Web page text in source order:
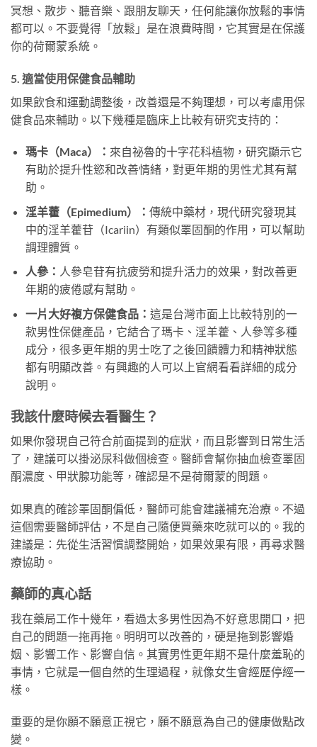
冥想、散步、聽音樂、跟朋友聊天，任何能讓你放鬆的事情
都可以。不要覺得「放鬆」是在浪費時間，它其實是在保護
你的荷爾蒙系統。
5. 適當使用保健食品輔助
如果飲食和運動調整後，改善還是不夠理想，可以考慮用保
健食品來輔助。以下幾種是臨床上比較有研究支持的：
瑪卡（Maca）： 來自祕魯的十字花科植物，研究顯示它
有助於提升性慾和改善情緒，對更年期的男性尤其有幫
助。
淫羊藿（Epimedium）： 傳統中藥材，現代研究發現其
中的淫羊藿苷（Icariin）有類似睪固酮的作用，可以幫助
調理體質。
人參： 人參皂苷有抗疲勞和提升活力的效果，對改善更
年期的疲倦感有幫助。
一片大好複方保健食品： 這是台灣市面上比較特別的一
款男性保健產品，它結合了瑪卡、淫羊藿、人參等多種
成分，很多更年期的男士吃了之後回饋體力和精神狀態
都有明顯改善。有興趣的人可以上官網看看詳細的成分
說明。
我該什麼時候去看醫生？
如果你發現自己符合前面提到的症狀，而且影響到日常生活
了，建議可以掛泌尿科做個檢查。醫師會幫你抽血檢查睪固
酮濃度、甲狀腺功能等，確認是不是荷爾蒙的問題。
如果真的確診睪固酮偏低，醫師可能會建議補充治療。不過
這個需要醫師評估，不是自己隨便買藥來吃就可以的。我的
建議是：先從生活習慣調整開始，如果效果有限，再尋求醫
療協助。
藥師的真心話
我在藥局工作十幾年，看過太多男性因為不好意思開口，把
自己的問題一拖再拖。明明可以改善的，硬是拖到影響婚
姻、影響工作、影響自信。其實男性更年期不是什麼羞恥的
事情，它就是一個自然的生理過程，就像女生會經歷停經一
樣。
重要的是你願不願意正視它，願不願意為自己的健康做點改
變。